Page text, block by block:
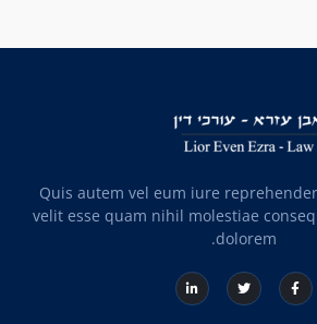
Quis autem vel eum iure
velit esse quam nihil molestiae
dolorem.